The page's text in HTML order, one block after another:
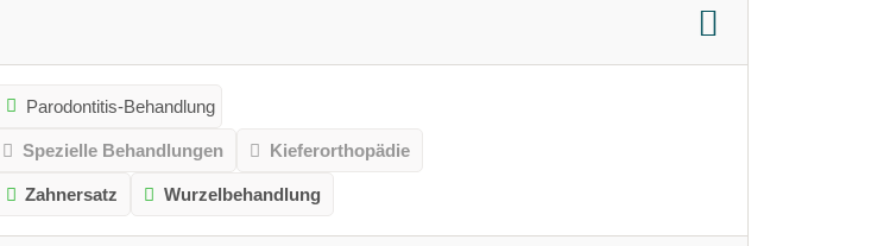
Parodontitis-Behandlung
Spezielle Behandlungen Kieferorthopädie
Zahnersatz Wurzelbehandlung